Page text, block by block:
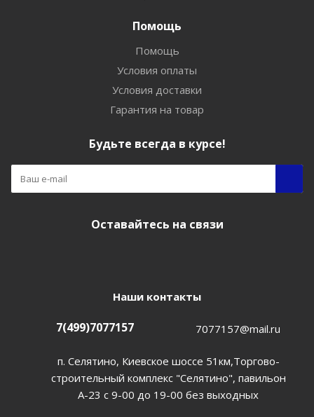
Помощь
Помощь
Условия оплаты
Условия доставки
Гарантия на товар
Будьте всегда в курсе!
Оставайтесь на связи
Наши контакты
7(499)7077157 7077157@mail.ru
п. Селятино, Киевское шоссе 51км,Торгово-
строительный комплекс "Селятино", павильон
А-23 с 9-00 до 19-00 без выходных